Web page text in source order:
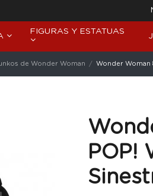
FIGURAS Y ESTATUAS
de Wonder Woman Wonder Woman
POP!